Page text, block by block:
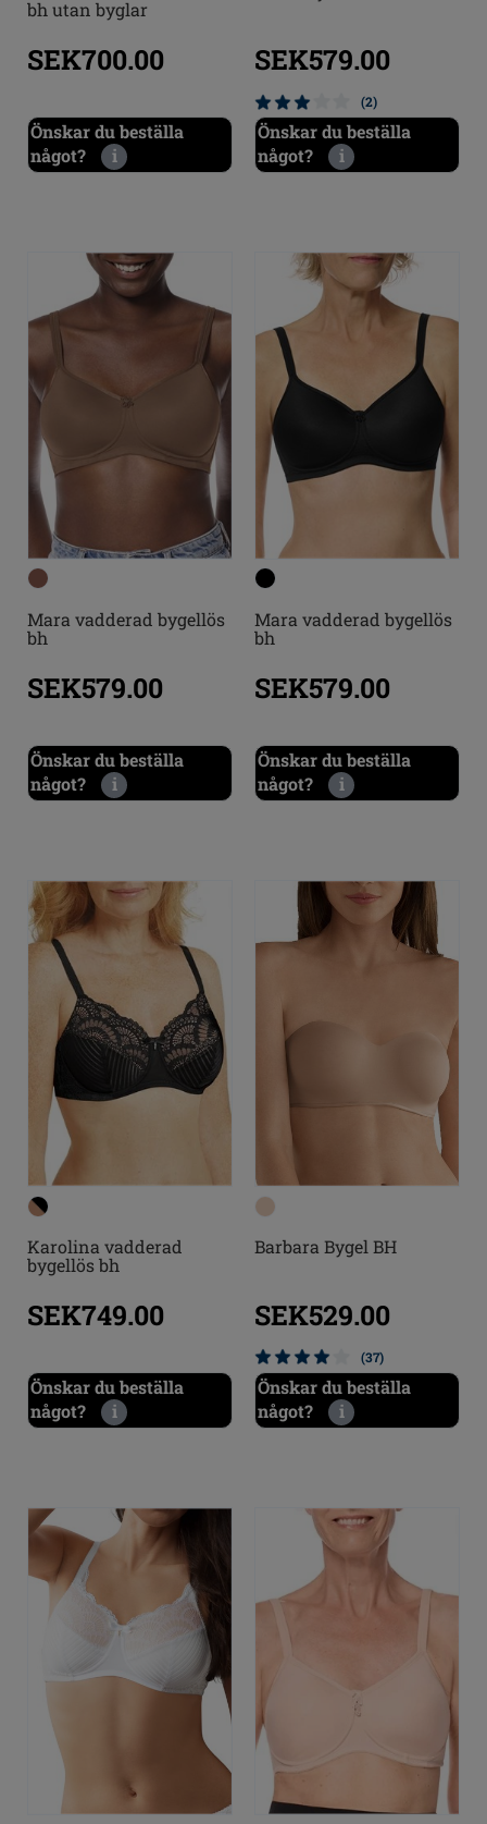
bh utan byglar
SEK700.00
Önskar du beställa
något?
i
SEK579.00
(2)
Önskar du beställa
något?
i
Mara vadderad bygellös
bh
SEK579.00
Önskar du beställa
något?
i
Mara vadderad bygellös
bh
SEK579.00
Önskar du beställa
något?
i
Karolina vadderad
bygellös bh
SEK749.00
Önskar du beställa
något?
i
Barbara Bygel BH
SEK529.00
(37)
Önskar du beställa
något?
i